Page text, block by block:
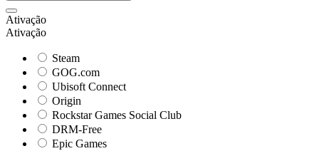
Ativação
Ativação
Steam
GOG.com
Ubisoft Connect
Origin
Rockstar Games Social Club
DRM-Free
Epic Games